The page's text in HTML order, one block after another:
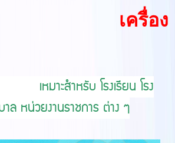
เครื่อง
เหมาะสำหรับ โรงเรียน โรง
ล หน่วยงานราชการ ต่าง ๆ